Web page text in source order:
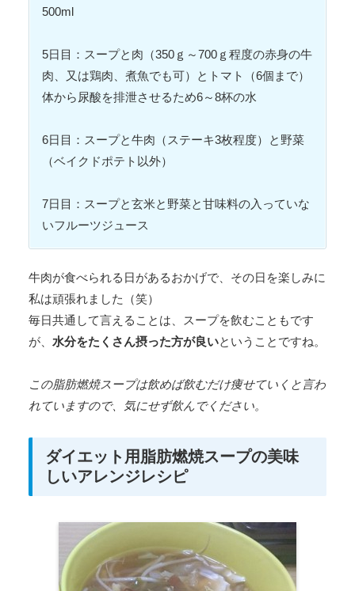
500ml
5日目：スープと肉（350ｇ～700ｇ程度の赤身の牛
肉、又は鶏肉、煮魚でも可）とトマト（6個まで）
体から尿酸を排泄させるため6～8杯の水
6日目：スープと牛肉（ステーキ3枚程度）と野菜
（ベイクドポテト以外）
7日目：スープと玄米と野菜と甘味料の入っていな
いフルーツジュース
牛肉が食べられる日があるおかげで、その日を楽しみに
私は頑張れました（笑）
毎日共通して言えることは、スープを飲むこともです
が、 水分をたくさん摂った方が良いということですね。
この脂肪燃焼スープは飲めば飲むだけ痩せていくと言わ
れていますので、気にせず飲んでください。
ダイエット用脂肪燃焼スープの美味
しいアレンジレシピ